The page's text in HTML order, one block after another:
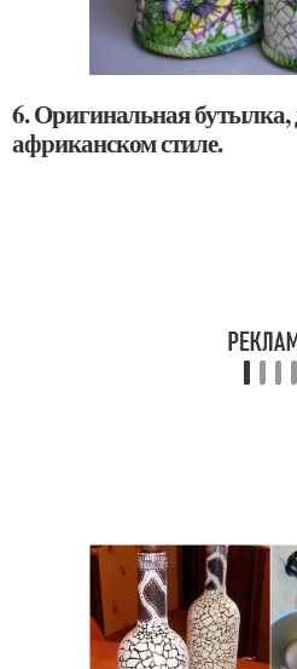
6. Оригинальная бутылка,
африканском стиле.